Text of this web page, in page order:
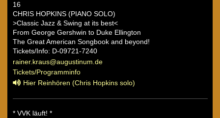
16
CHRIS HOPKINS (PIANO SOLO)
>Classic Jazz & Swing at its best<
From George Gershwin to Duke Ellington
The Great American Songbook and beyond!
Tickets/Info: D-09721-7240
rainer.kraus@augustinum.de
Tickets/Programminfo
Hier Reinhören (Chris Hopkins solo)
* VVK läuft! *